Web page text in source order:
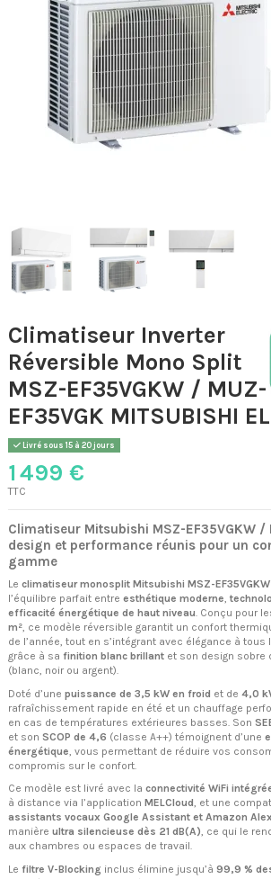
Climatiseur Inverter
Réversible Mono Split
MSZ-EF35VGKW / MUZ-
EF35VGK MITSUBISHI
Livré sous 15 à 20 jours
1 499 €
TTC
Climatiseur Mitsubishi MSZ-EF35VGKW /
design et performance réunis pour un
gamme
Le climatiseur monosplit Mitsubishi MSZ-EF35VGKW
l’équilibre parfait entre esthétique moderne,
efficacité énergétique de haut niveau. Conçu pour
m², ce modèle réversible garantit un confort
de l’année, tout en s’intégrant avec élégance à tous
grâce à sa finition blanc brillant et son design sobre
(blanc, noir ou argent).
Doté d’une puissance de 3,5 kW en froid et de 4,0
rafraîchissement rapide en été et un chauffage
en cas de températures extérieures basses. Son
et son SCOP de 4,6 (classe A++) témoignent d’une
énergétique , vous permettant de réduire vos
compromis sur le confort.
Ce modèle est livré avec la connectivité WiFi
à distance via l’application MELCloud, et une
assistants vocaux Google Assistant et Amazon
manière ultra silencieuse dès 21 dB(A), ce qui le
aux chambres ou espaces de travail.
Le filtre V-Blocking inclus élimine jusqu’à 99,9 %